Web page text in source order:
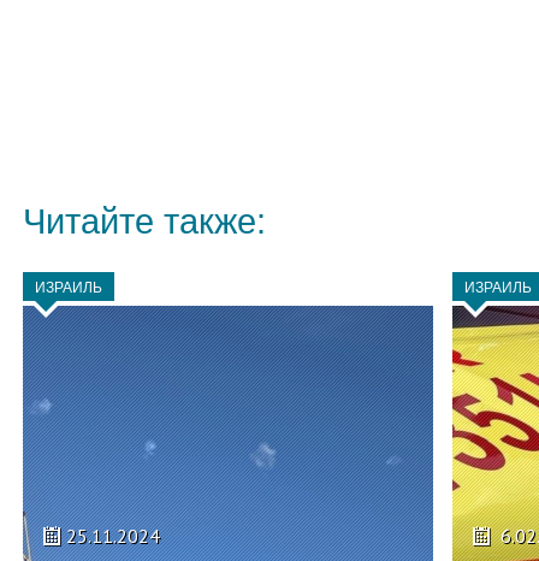
Читайте также:
ИЗРАИЛЬ
25.11.2024
ИЗРАИЛЬ